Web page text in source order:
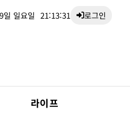
일 일요일 21:13:32 로그인
라이프